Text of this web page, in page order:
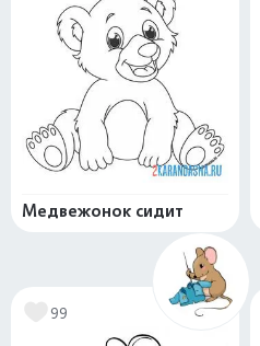
Медвежонок сидит
99